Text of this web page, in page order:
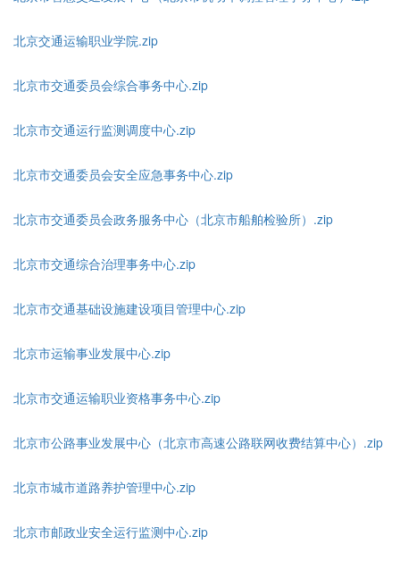
北京交通运输职业学院.zip
北京市交通委员会综合事务中心.zip
北京市交通运行监测调度中心.zip
北京市交通委员会安全应急事务中心.zip
北京市交通委员会政务服务中心（北京市船舶检验所）.zip
北京市交通综合治理事务中心.zip
北京市交通基础设施建设项目管理中心.zip
北京市运输事业发展中心.zip
北京市交通运输职业资格事务中心.zip
北京市公路事业发展中心（北京市高速公路联网收费结算中心）.zip
北京市城市道路养护管理中心.zip
北京市邮政业安全运行监测中心.zip